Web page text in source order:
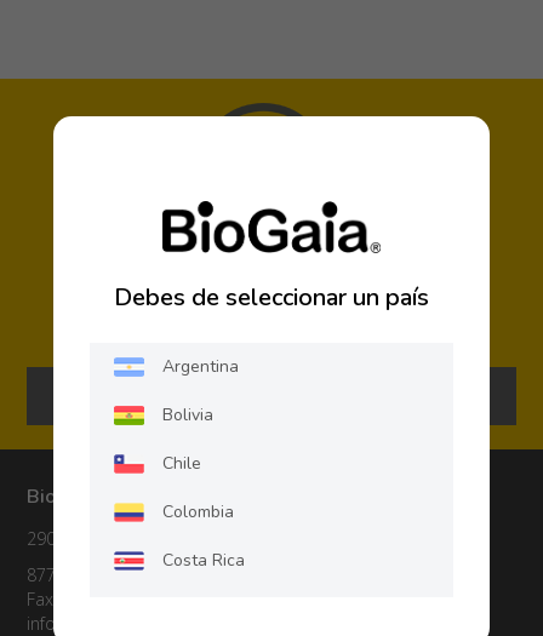
Debes de seleccionar un país
Argentina
Bolivia
Chile
Colombia
Costa Rica
Estamos felices de ayudar.
BioGaia LATAM
2900 Brannon Avenue St. Louis, MO 63139
877-776-0101
Fax: (314) 664-4639
info.espanol@biogaia.se